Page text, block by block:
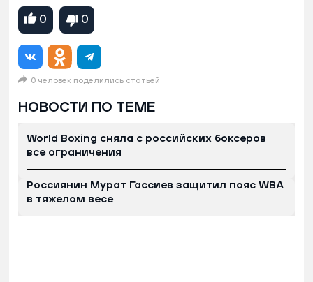
0 0
0 человек поделились статьей
НОВОСТИ ПО ТЕМЕ
World Boxing сняла с российских боксеров
все ограничения
Россиянин Мурат Гассиев защитил пояс WBA
в тяжелом весе